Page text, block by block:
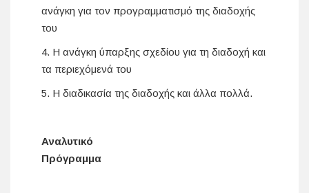
ανάγκη για τον προγραμματισμό της διαδοχής
του
4. Η ανάγκη ύπαρξης σχεδίου για τη διαδοχή και
τα περιεχόμενά του
5. Η διαδικασία της διαδοχής και άλλα πολλά.
Αναλυτικό
Πρόγραμμα